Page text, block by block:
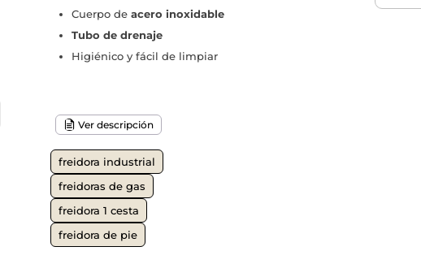
Cuerpo de acero inoxidable
Tubo de drenaje
Higiénico y fácil de limpiar
Ver descripción
freidora industrial
freidoras de gas
freidora 1 cesta
freidora de pie